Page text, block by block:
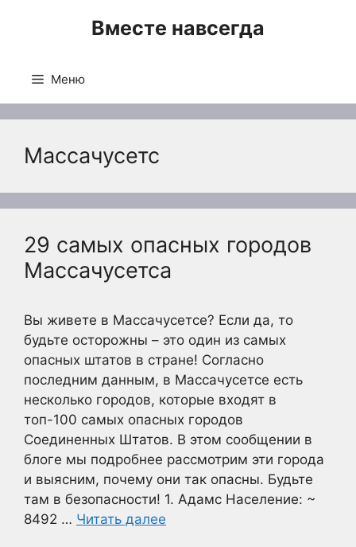
Вместе навсегда
Меню
Массачусетс
29 самых опасных городов
Массачусетса
Вы живете в Массачусетсе? Если да, то
будьте осторожны – это один из самых
опасных штатов в стране! Согласно
последним данным, в Массачусетсе есть
несколько городов, которые входят в
топ-100 самых опасных городов
Соединенных Штатов. В этом сообщении в
блоге мы подробнее рассмотрим эти города
и выясним, почему они так опасны. Будьте
там в безопасности! 1. Адамс Население: ~
8492 … Читать далее